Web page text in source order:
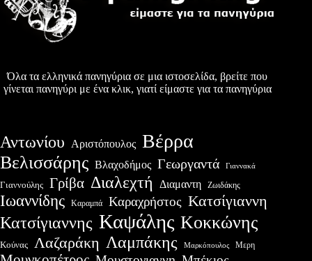
Όλα τα ελληνικά πανηγύρια σε μια ιστοσελίδα, βρείτε που
γίνεται πανηγύρι με ένα κλικ, γιατί είμαστε για τα πανηγύρια
Αντωνίου Αριστόπουλος Βέρρα
Βελισσάρης Βλαχοδήμος Γεωργαντά Γιαννακά
Γιαννούλης Γρίβα Διαλεχτή Διαμαντη Ζωιδάκης
Ιωαννίδης Καραμπά Καραχρήστος Κατσίγιαννη
Κατσίγιαννης Καψάλης Κοκκώνης
Κούνας Λαζαράκη Λαμπάκης Μαρκόπουλος Μερη